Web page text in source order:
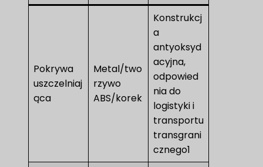
Pokrywa
uszczelniaj
ąca
Metal/two
rzywo
ABS/korek
Konstrukcj
a
antyoksyd
acyjna,
odpowied
nia do
logistyki i
transportu
transgrani
cznego1